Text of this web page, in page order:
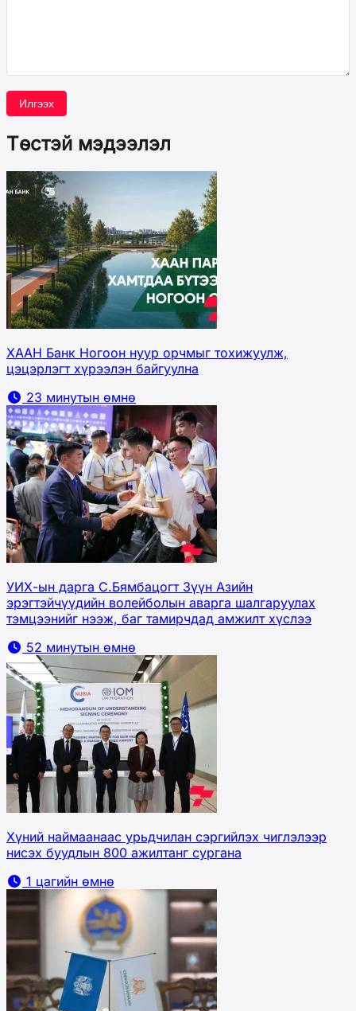
Илгээх
Төстэй мэдээлэл
ХААН Банк Ногоон нуур орчмыг тохижуулж,
цэцэрлэгт хүрээлэн байгуулна
23 минутын өмнө
УИХ-ын дарга С.Бямбацогт Зүүн Азийн
эрэгтэйчүүдийн волейболын аварга шалгаруулах
тэмцээнийг нээж, баг тамирчдад амжилт хүслээ
52 минутын өмнө
Хүний наймаанаас урьдчилан сэргийлэх чиглэлээр
нисэх буудлын 800 ажилтанг сургана
1 цагийн өмнө